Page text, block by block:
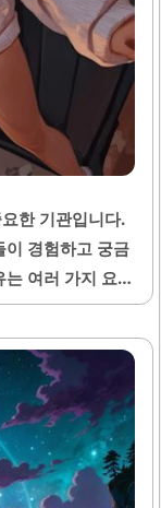
한 기관입니다.
이 경험하고 궁금
여러 가지 요인
호하고 건강을 유
서는 피부에 멍이
겠습니다. 타박
혈관이 손상될 때
부 아래에 고이
러한 멍은 처음
하며, 시간이 지